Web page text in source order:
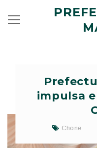
impulsa
Chone